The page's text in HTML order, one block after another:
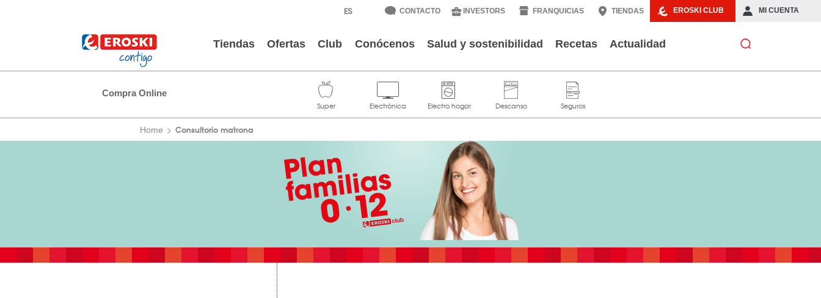
EROSKI CLUB MI CUENTA
CONTACTO INVESTORS FRANQUICIAS TIENDAS
Tiendas Ofertas Club Conócenos Salud y sostenibilidad Recetas Actualidad
Compra Online
Home Consultorio matrona